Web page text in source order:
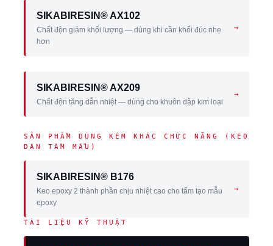
SIKABIRESIN® AX102
Chất độn giảm khối lượng — dùng khi cần khối đúc nhẹ
hơn
→
SIKABIRESIN® AX209
Chất độn tăng dẫn nhiệt — dùng cho khuôn dập kim loại
→
SẢN PHẨM DÙNG KÈM KHÁC CHỨC NĂNG (KEO
DÁN TẤM MẪU)
SIKABIRESIN® B176
Keo epoxy 2 thành phần chịu nhiệt cao cho tấm tạo mẫu
epoxy
→
TÀI LIỆU KỸ THUẬT